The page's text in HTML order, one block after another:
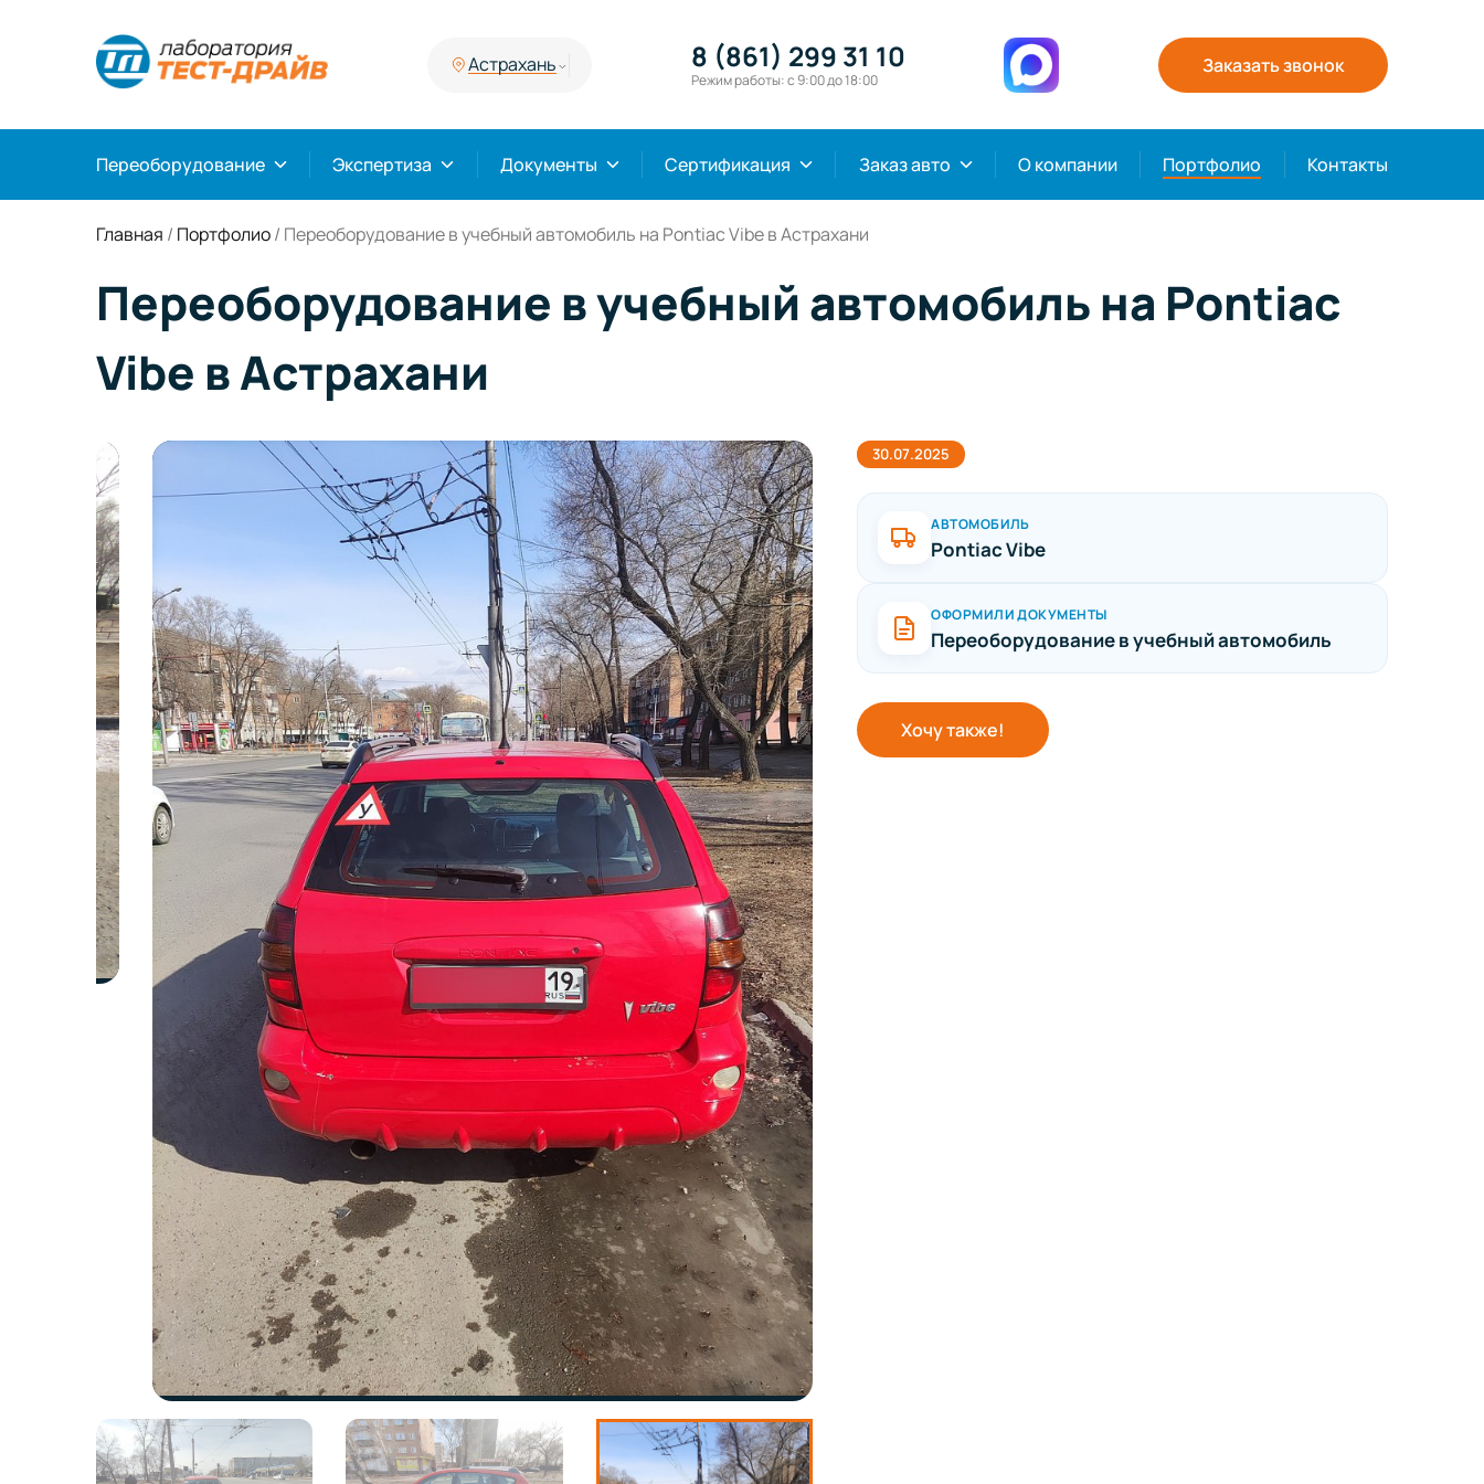
Астрахань 8 (861) 299 31 10
Режим работы: с 9:00 до 18:00
Заказать звонок
Переоборудование Экспертиза Документы Сертификация Заказ авто О компании Портфолио Контакты
Главная / Портфолио/ Переоборудование в учебный автомобиль на Pontiac Vibe в Астрахани
Переоборудование в учебный автомобиль на Pontiac
Vibe в Астрахани
30.07.2025
АВТОМОБИЛЬ
Pontiac Vibe
ОФОРМИЛИ ДОКУМЕНТЫ
Переоборудование в учебный автомобиль
Хочу также!